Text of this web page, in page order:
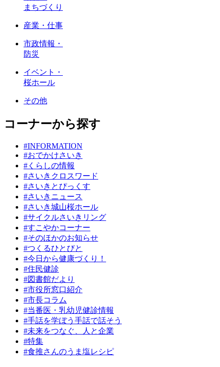
まちづくり
産業・仕事
市政情報・
防災
イベント・
桜ホール
その他
コーナーから探す
#INFORMATION
#おでかけさいき
#くらしの情報
#さいきクロスワード
#さいきとぴっくす
#さいきニュース
#さいき城山桜ホール
#サイクルさいきリング
#すこやかコーナー
#そのほかのお知らせ
#つくるひとびと
#今日から健康づくり！
#住民健診
#図書館だより
#市役所窓口紹介
#市長コラム
#当番医・乳幼児健診情報
#手話を学ぼう手話で話そう
#未来をつなぐ、人と企業
#特集
#食推さんのうま塩レシピ